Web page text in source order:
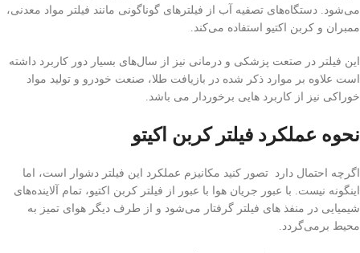
می‌شود. دستگاه‌های تصفیه آب از فیلترهای گوناگونی مانند فیلتر مواد معدنی،
ممبران و کربن اکتیو استفاده می‌کند.
این فیلتر در صتعت پزشکی و درمانی نیز از سال‌های بسیار دور کاربرد داشته
است علاوه بر موارد ذکر شده در بازیافت طلا، صنعت خودرو و تولید مواد
خوراکی نیز از کاربرد هایی برخوردار می باشد.
نحوه عملکرد فیلتر کربن اکیتو
اگرچه احتمال دارد تصور کنید مکانیزم عملکرد این فیلتر دشوار است، اما
اینگونه نیست. با عبور جریان هوا با عبور از فیلتر کربن اکتیو، تمام آلاینده‌های
شیمیایی در منفذ های فیلتر گرفتار می‌شود و از طرف دیگر هوای تمیز به
محیط برمی‌گردد.